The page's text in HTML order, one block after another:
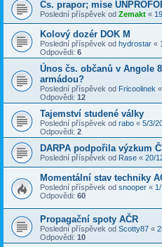
Čs. prapor; mise
Poslední příspěvek od Zemakt «
Kolový dozér DOK M
Poslední příspěvek od hydrostar «
Odpovědi: 6
Únos čs. občanů v Angole
armádou?
Poslední příspěvek od Fricoolinek «
Odpovědi: 12
Tajemství studené války
Poslední příspěvek od rabo « 5/3/
Odpovědi: 2
DARPA podpořila výzkum
Poslední příspěvek od Rase « 20/
Momentální stav techniky
Poslední příspěvek od snooper «
Odpovědi: 60
Propagační spoty AČR
Poslední příspěvek od Scotty87 «
Odpovědi: 10